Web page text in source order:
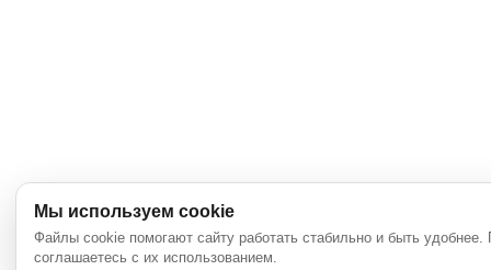
Мы используем cookie
Файлы cookie помогают сайту работать стабильно и быть
соглашаетесь с их использованием.